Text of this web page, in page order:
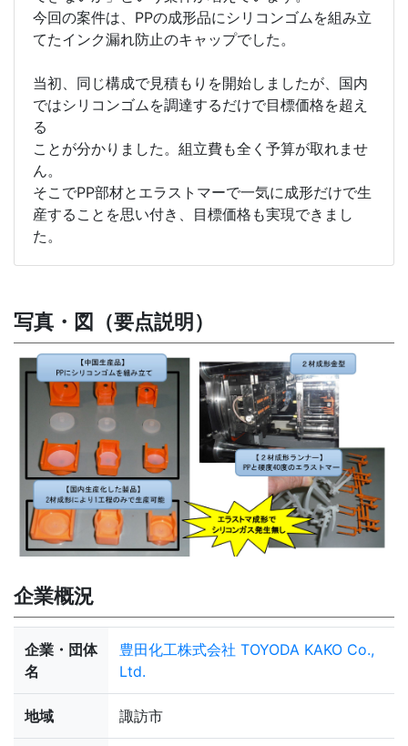
今回の案件は、PPの成形品にシリコンゴムを組み立
てたインク漏れ防止のキャップでした。
当初、同じ構成で見積もりを開始しましたが、国内
ではシリコンゴムを調達するだけで目標価格を超え
る
ことが分かりました。組立費も全く予算が取れませ
ん。
そこでPP部材とエラストマーで一気に成形だけで生
産することを思い付き、目標価格も実現できまし
た。
写真・図（要点説明）
企業概況
企業・団体
名
豊田化工株式会社 TOYODA KAKO Co.,
Ltd.
地域 諏訪市